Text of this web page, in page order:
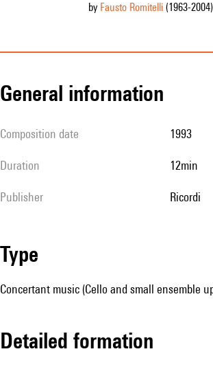
by Fausto Romitelli(1963-2004)
general information
composition date 1993
duration 12min
publisher Ricordi
type
Concertant music (Cello and small ensemble
detailed formation